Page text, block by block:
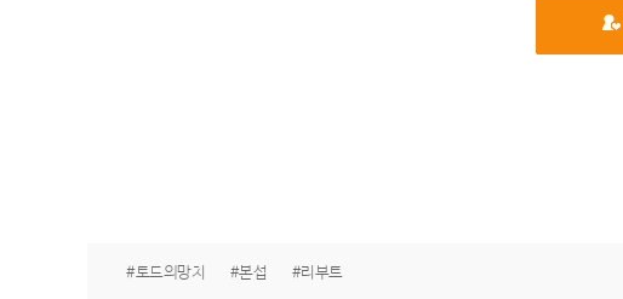
#토드의망치 #본섭 #리부트